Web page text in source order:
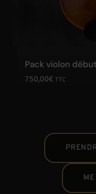
Pack violon
750,00€ TTC